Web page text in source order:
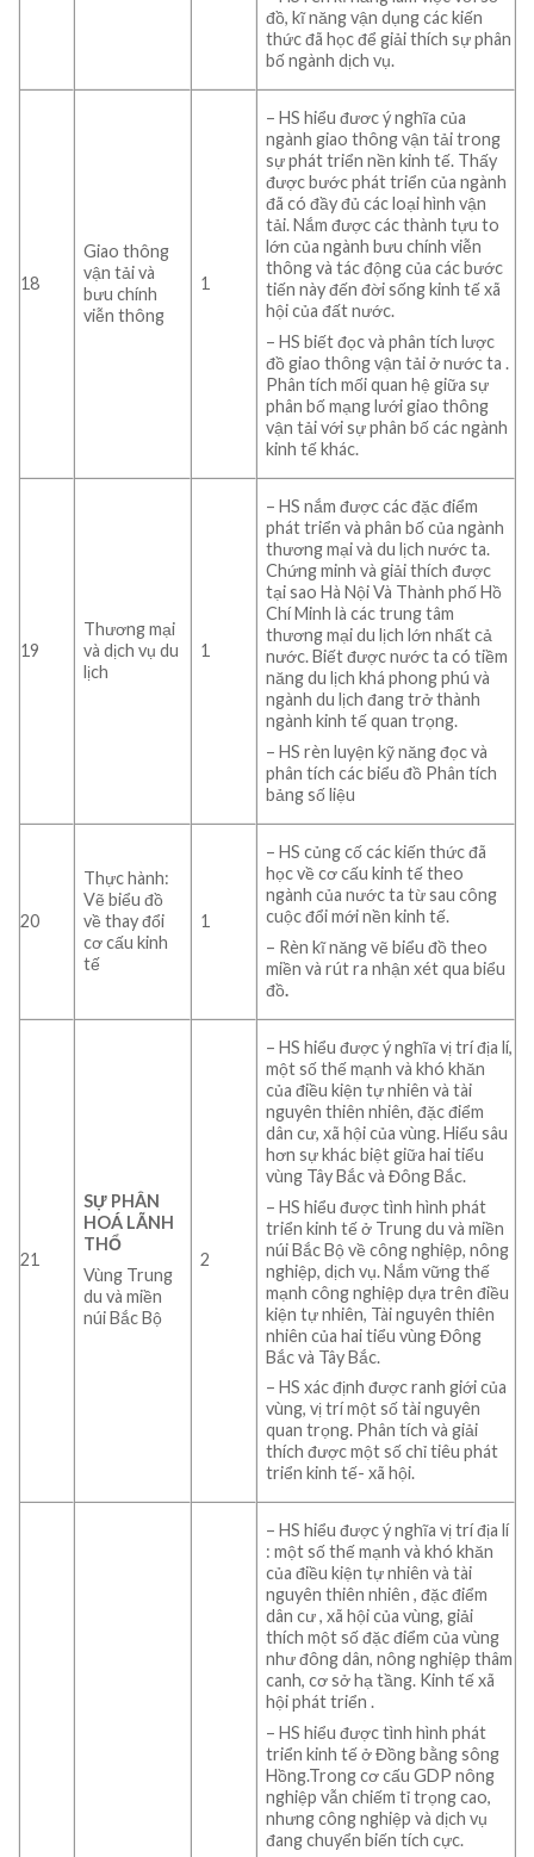
đồ, kĩ năng vận dụng các kiến
thức đã học để giải thích sự phân
bố ngành dịch vụ.
18
Giao thông
vận tải và
bưu chính
viễn thông
1
– HS hiểu đươc ý nghĩa của
ngành giao thông vận tải trong
sự phát triển nền kinh tế. Thấy
được bước phát triển của ngành
đã có đầy đủ các loại hình vận
tải. Nắm được các thành tựu to
lớn của ngành bưu chính viễn
thông và tác động của các bước
tiến này đến đời sống kinh tế xã
hội của đất nước.
– HS biết đọc và phân tích lược
đồ giao thông vận tải ở nước ta .
Phân tích mối quan hệ giữa sự
phân bố mạng lưới giao thông
vận tải với sự phân bố các ngành
kinh tế khác.
19
Thương mại
và dịch vụ du
lịch
1
– HS nắm được các đặc điểm
phát triển và phân bố của ngành
thương mại và du lịch nước ta.
Chứng minh và giải thích được
tại sao Hà Nội Và Thành phố Hồ
Chí Minh là các trung tâm
thương mại du lịch lớn nhất cả
nước. Biếtđược nước ta có tiềm
năng du lịch khá phong phú và
ngành du lịch đang trở thành
ngành kinh tế quan trọng.
– HS rèn luyện kỹ năng đọc và
phân tích các biểu đồ Phân tích
bảng số liệu
20
Thực hành:
Vẽ biểu đồ
về thay đổi
cơ cấu kinh
tế
1
– HS củng cố các kiến thức đã
học về cơ cấu kinh tế theo
ngành của nước ta từ sau công
cuộc đổi mới nền kinh tế.
– Rèn kĩ năng vẽ biểu đồ theo
miền và rút ra nhận xét qua biểu
đồ.
21
SỰ PHÂN
HOÁ LÃNH
THỔ
Vùng Trung
du và miền
núi Bắc Bộ
2
– HS hiểu được ý nghĩa vị trí địa lí,
một số thế mạnh và khó khăn
của điều kiện tự nhiên và tài
nguyên thiên nhiên, đặc điểm
dân cư, xã hội của vùng. Hiểu sâu
hơn sự khác biệt giữa hai tiểu
vùng Tây Bắc và Đông Bắc.
– HS hiểu được tình hình phát
triển kinh tế ở Trung du và miền
núi Bắc Bộ về công nghiệp, nông
nghiệp, dịch vụ. Nắm vững thế
mạnh công nghiệp dựa trên điều
kiện tự nhiên, Tài nguyên thiên
nhiên của hai tiểu vùng Đông
Bắc và Tây Bắc.
– HS xác định được ranh giới của
vùng, vị trí một số tài nguyên
quan trọng. Phân tích và giải
thích được một số chỉ tiêu phát
triển kinh tế- xã hội.
– HS hiểu được ý nghĩa vị trí địa lí
: một số thế mạnh và khó khăn
của điều kiện tự nhiên và tài
nguyên thiên nhiên , đặc điểm
dân cư , xã hội của vùng, giải
thích một số đặc điểm của vùng
như đông dân, nông nghiệp thâm
canh, cơ sở hạ tầng. Kinh tế xã
hội phát triển .
– HS hiểu được tình hình phát
triển kinh tế ở Đồng bằng sông
Hồng.Trong cơ cấu GDP nông
nghiệp vẫn chiếm tỉ trọng cao,
nhưng công nghiệp và dịch vụ
đang chuyển biến tích cực.